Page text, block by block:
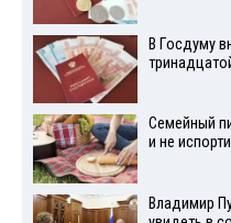
В Госдуму
Семейный
и не
Владимир